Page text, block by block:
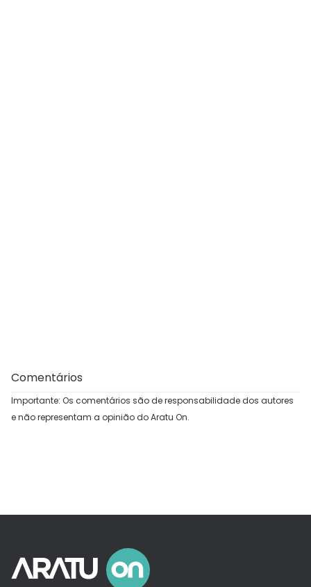
Comentários
Importante: Os comentários são de responsabilidade dos autores
e não representam a opinião do Aratu On.